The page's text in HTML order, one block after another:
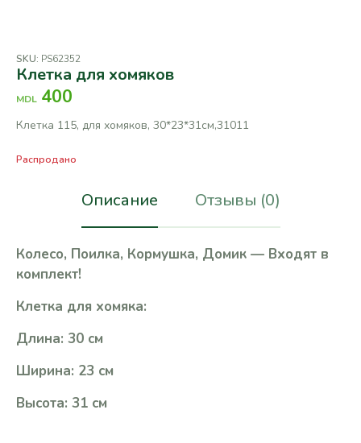
SKU: PS62352
Клетка для хомяков
MDL 400
Клетка 115, для хомяков, 30*23*31см,31011
Распродано
Описание Отзывы (0)
Колесо, Поилка, Кормушка, Домик — Входят в
комплект!
Клетка для хомяка:
Длина: 30 см
Ширина: 23 см
Высота: 31 см